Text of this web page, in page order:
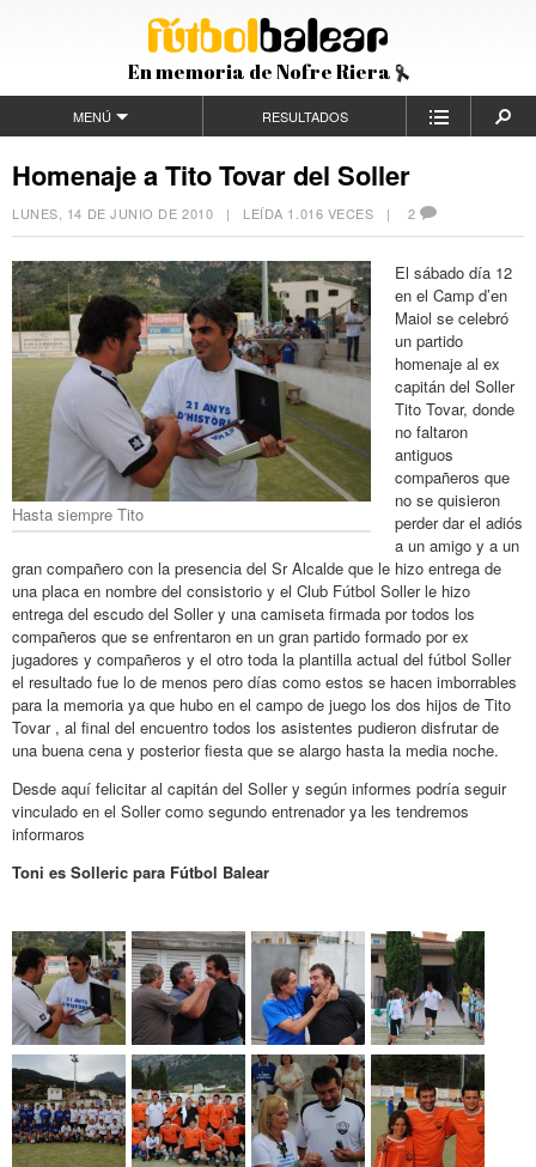
En memoria de Nofre Riera
MENÚ RESULTADOS
Homenaje a Tito Tovar del Soller
LUNES, 14 DE JUNIO DE 2010 | LEÍDA 1.016 VECES | 2
Hasta siempre Tito
El sábado día 12
en el Camp d’en
Maiol se celebró
un partido
homenaje al ex
capitán del Soller
Tito Tovar, donde
no faltaron
antiguos
compañeros que
no se quisieron
perder dar el adiós
a un amigo y a un
gran compañero con la presencia del Sr Alcalde que le hizo entrega de
una placa en nombre del consistorio y el Club Fútbol Soller le hizo
entrega del escudo del Soller y una camiseta firmada por todos los
compañeros que se enfrentaron en un gran partido formado por ex
jugadores y compañeros y el otro toda la plantilla actual del fútbol Soller
el resultado fue lo de menos pero días como estos se hacen imborrables
para la memoria ya que hubo en el campo de juego los dos hijos de Tito
Tovar , al final del encuentro todos los asistentes pudieron disfrutar de
una buena cena y posterior fiesta que se alargo hasta la media noche.
Desde aquí felicitar al capitán del Soller y según informes podría seguir
vinculado en el Soller como segundo entrenador ya les tendremos
informaros
Toni es Solleric para Fútbol Balear